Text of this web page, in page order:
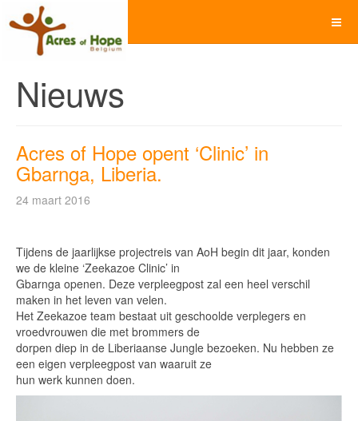
Nieuws
Acres of Hope opent ‘Clinic’ in
Gbarnga, Liberia.
24 maart 2016
Tijdens de jaarlijkse projectreis van AoH begin dit jaar, konden
we de kleine ‘Zeekazoe Clinic’ in
Gbarnga openen. Deze verpleegpost zal een heel verschil
maken in het leven van velen.
Het Zeekazoe team bestaat uit geschoolde verplegers en
vroedvrouwen die met brommers de
dorpen diep in de Liberiaanse Jungle bezoeken. Nu hebben ze
een eigen verpleegpost van waaruit ze
hun werk kunnen doen.